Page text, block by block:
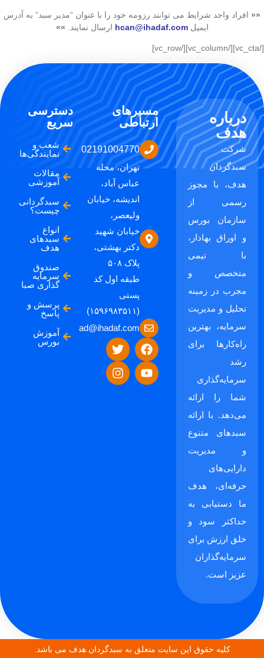
«« افراد واجد شرایط می توانند رزومه خود را با عنوان “مدیر سبد” به آدرس
ایمیلhcan@ihadaf.com ارسال نمایند. »»
[/vc_cta][/vc_column][/vc_row]
درباره
هدف
شرکت
سبدگردان
هدف، با مجوز
رسمی از
سازمان بورس
و اوراق بهادار،
با تیمی
متخصص و
مجرب در زمینه
تحلیل و مدیریت
سرمایه، بهترین
راه‌کارها برای
رشد
سرمایه‌گذاری
شما را ارائه
می‌دهد. با ارائه
سبدهای متنوع
و مدیریت
دارایی‌های
حرفه‌ای، هدف
ما دستیابی به
حداکثر سود و
خلق ارزش برای
سرمایه‌گذاران
عزیز است.
مسیرهای
ارتباطی
02191004770
تهران، محله
عباس آباد،
اندیشه، خیابان
ولیعصر،
خیابان شهید
دکتر بهشتی،
پلاک ۵۰۸
طبقه اول کد
پستی
(۱۵۹۶۹۸۳۵۱۱)
ad@ihadaf.com
دسترسی
سریع
شعب و
نمایندگی‌ها
مقالات
آموزشی
سبدگردانی
چیست؟
انواع
سبدهای
هدف
صندوق
سرمایه
گذاری صبا
پرسش و
پاسخ
آموزش
بورس
کلیه حقوق این سایت متعلق به سبدگردان هدف می باشد.